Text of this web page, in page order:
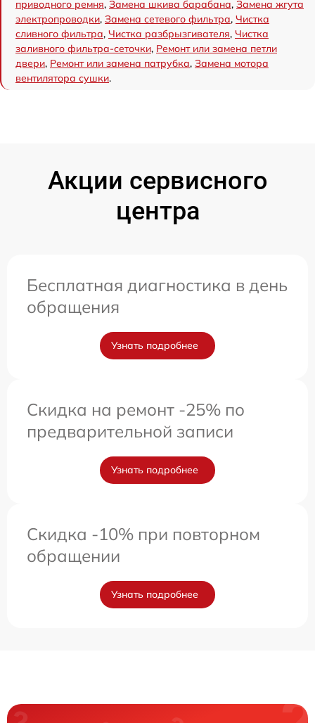
приводного ремня, Замена шкива барабана, Замена жгута
электропроводки, Замена сетевого фильтра, Чистка
сливного фильтра, Чистка разбрызгивателя, Чистка
заливного фильтра-сеточки, Ремонт или замена петли
двери, Ремонт или замена патрубка, Замена мотора
вентилятора сушки.
Акции сервисного
центра
Бесплатная диагностика в день
обращения
Узнать подробнее
Скидка на ремонт -25% по
предварительной записи
Узнать подробнее
Скидка -10% при повторном
обращении
Узнать подробнее